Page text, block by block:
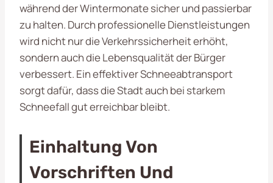
während der Wintermonate sicher und passierbar
zu halten. Durch professionelle Dienstleistungen
wird nicht nur die Verkehrssicherheit erhöht,
sondern auch die Lebensqualität der Bürger
verbessert. Ein effektiver Schneeabtransport
sorgt dafür, dass die Stadt auch bei starkem
Schneefall gut erreichbar bleibt.
Einhaltung Von
Vorschriften Und